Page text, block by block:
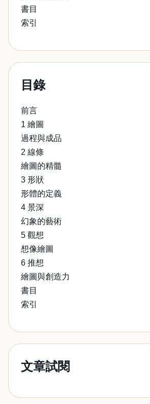
書目
索引
目錄
前言
1 繪圖
過程與成品
2 線條
繪圖的精髓
3 形狀
形體的定義
4 景深
幻象的藝術
5 觀想
想像繪圖
6 推想
繪圖與創造力
書目
索引
文章試閱